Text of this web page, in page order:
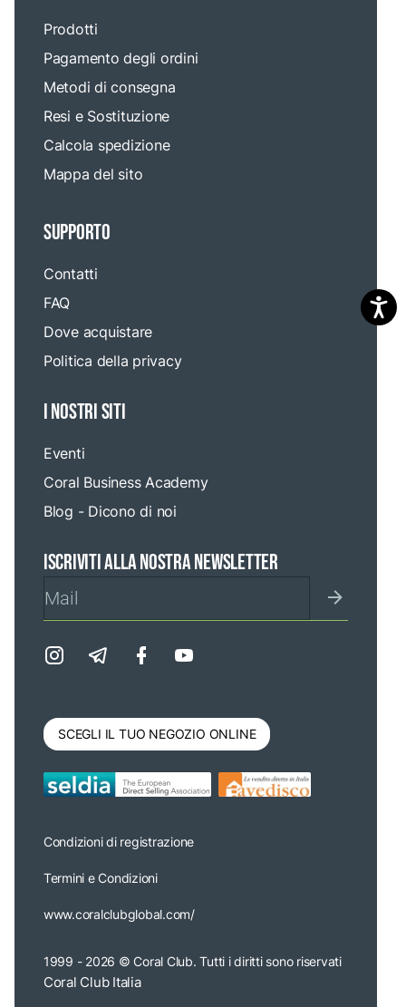
Prodotti
Pagamento degli ordini
Metodi di consegna
Resi e Sostituzione
Calcola spedizione
Mappa del sito
SUPPORTO
Contatti
FAQ
Dove acquistare
Politica della privacy
I NOSTRI SITI
Eventi
Coral Business Academy
Blog - Dicono di noi
ISCRIVITI ALLA NOSTRA NEWSLETTER
SCEGLI IL TUO NEGOZIO ONLINE
1999 - 2026 © Coral Club. Tutti i diritti sono riservati
Coral Club Italia
Condizioni di registrazione
Termini e Condizioni
www.coralclubglobal.com/